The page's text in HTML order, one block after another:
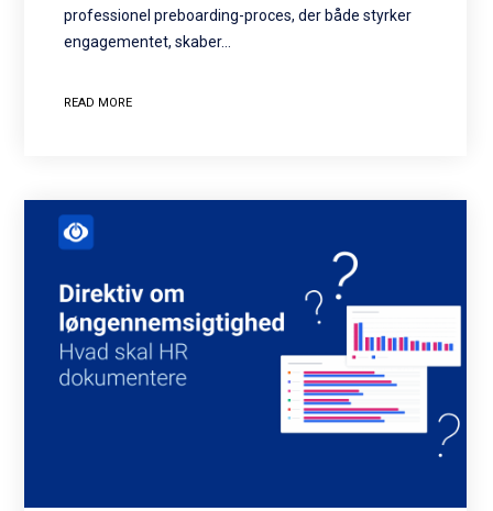
professionel preboarding-proces, der både styrker
engagementet, skaber…
READ MORE